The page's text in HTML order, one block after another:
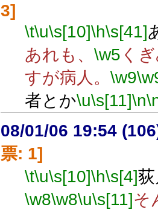
3]
\t\u\s[10]\h\s[41]
あれも、 \w5 く
すが病人。 \w9
者とか\u\s[11]\n
08/01/06 19:54
票: 1]
\t\u\s[10]\h\s[4]
\w8\w8\u\s[11]そ